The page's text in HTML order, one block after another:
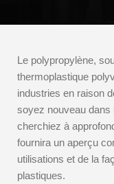
Le polypropylène,
thermoplastique
industries en raison
soyez nouveau dans
cherchiez à
fournira un aperçu
utilisations et de la
plastiques.